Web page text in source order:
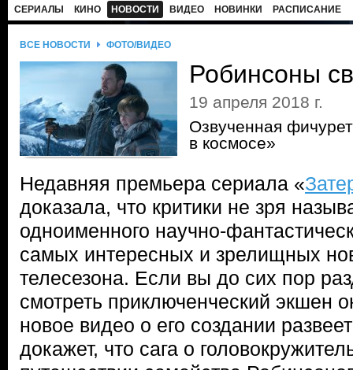
СЕРИАЛЫ КИНО НОВОСТИ ВИДЕО НОВИНКИ РАСПИСАНИЕ
ВСЕ НОВОСТИ ФОТО/ВИДЕО
Робинсоны
19 апреля 2018 г.
Озвученная
в космосе»
Недавняя премьера сериала «
доказала, что критики не зря
одноименного научно-
самых интересных и зрелищных
телесезона. Если вы до сих пор
смотреть приключенческий экшен
новое видео о его создании
докажет, что сага о